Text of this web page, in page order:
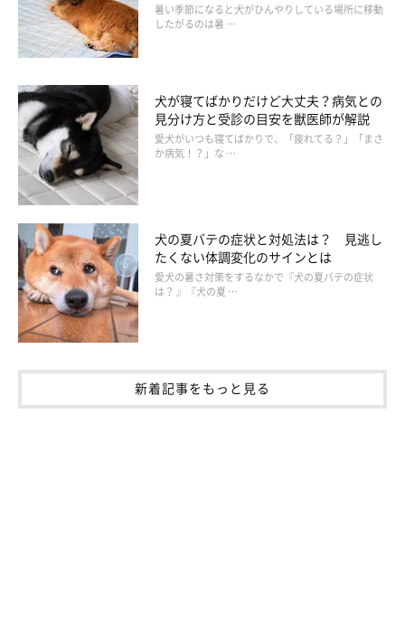
参考・写真／「いぬのきもち」2021年9月号『カンチガイばかりのお手入れ
先述したように、犬は真皮には血管と神経が通っています。その
暑い季節になると犬がひんやりしている場所に移動
したがるのは暑 …
犬が寝てばかりだけど大丈夫？病気との
見分け方と受診の目安を獣医師が解説
愛犬がいつも寝てばかりで、「疲れてる？」「まさ
か病気！？」な …
犬の夏バテの症状と対処法は？ 見逃し
たくない体調変化のサインとは
愛犬の暑さ対策をするなかで『犬の夏バテの症状
は？ 』『犬の夏 …
新着記事をもっと見る